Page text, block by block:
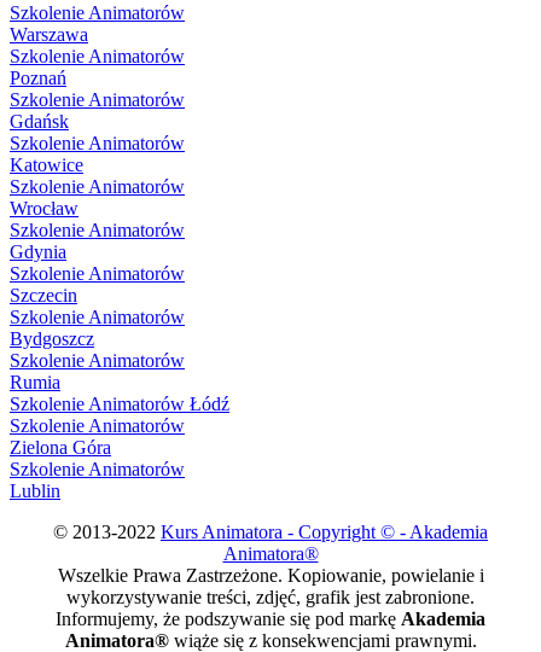
Szkolenie Animatorów
Warszawa
Szkolenie Animatorów
Poznań
Szkolenie Animatorów
Gdańsk
Szkolenie Animatorów
Katowice
Szkolenie Animatorów
Wrocław
Szkolenie Animatorów
Gdynia
Szkolenie Animatorów
Szczecin
Szkolenie Animatorów
Bydgoszcz
Szkolenie Animatorów
Rumia
Szkolenie Animatorów Łódź
Szkolenie Animatorów
Zielona Góra
Szkolenie Animatorów
Lublin
© 2013-2022 Kurs Animatora - Copyright © - Akademia
Animatora®
Wszelkie Prawa Zastrzeżone. Kopiowanie, powielanie i
wykorzystywanie treści, zdjęć, grafik jest zabronione.
Informujemy, że podszywanie się pod markę Akademia
Animatora®wiąże się z konsekwencjami prawnymi.